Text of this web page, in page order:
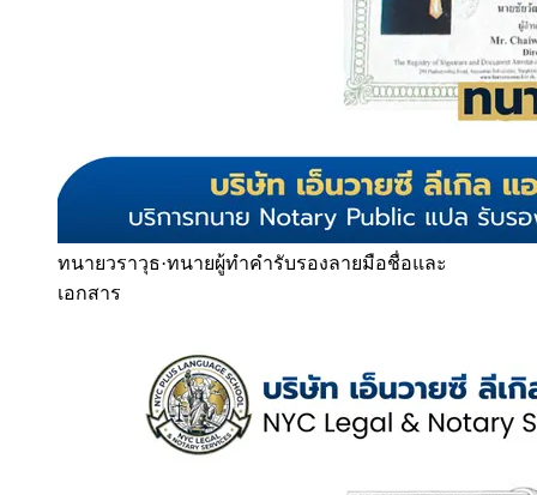
ทนายวราวุธ·ทนายผู้ทำคำรับรองลายมือชื่อและ
เอกสาร